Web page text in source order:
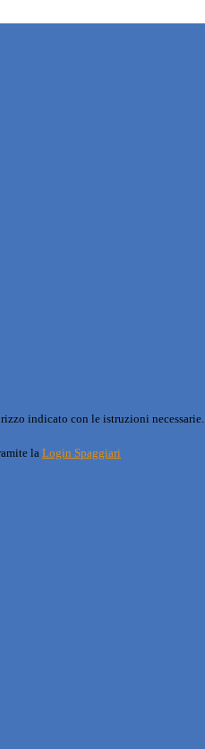
indicato con le istruzioni necessarie.
la Login Spaggiari